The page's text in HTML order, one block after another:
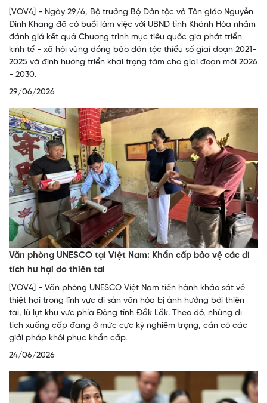
[VOV4] - Ngày 29/6, Bộ trưởng Bộ Dân tộc và Tôn giáo Nguyễn
Đình Khang đã có buổi làm việc với UBND tỉnh Khánh Hòa nhằm
đánh giá kết quả Chương trình mục tiêu quốc gia phát triển
kinh tế - xã hội vùng đồng bào dân tộc thiểu số giai đoạn 2021-
2025 và định hướng triển khai trọng tâm cho giai đoạn mới 2026
- 2030.
29/06/2026
Văn phòng UNESCO tại Việt Nam: Khẩn cấp bảo vệ các di
tích hư hại do thiên tai
[VOV4] - Văn phòng UNESCO Việt Nam tiến hành khảo sát về
thiệt hại trong lĩnh vực di sản văn hóa bị ảnh hưởng bởi thiên
tai, lũ lụt khu vực phía Đông tỉnh Đắk Lắk. Theo đó, những di
tích xuống cấp đang ở mức cực kỳ nghiêm trọng, cần có các
giải pháp khôi phục khẩn cấp.
24/06/2026